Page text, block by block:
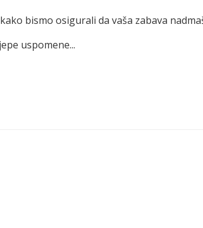
bismo osigurali da vaša zabava
uspomene...